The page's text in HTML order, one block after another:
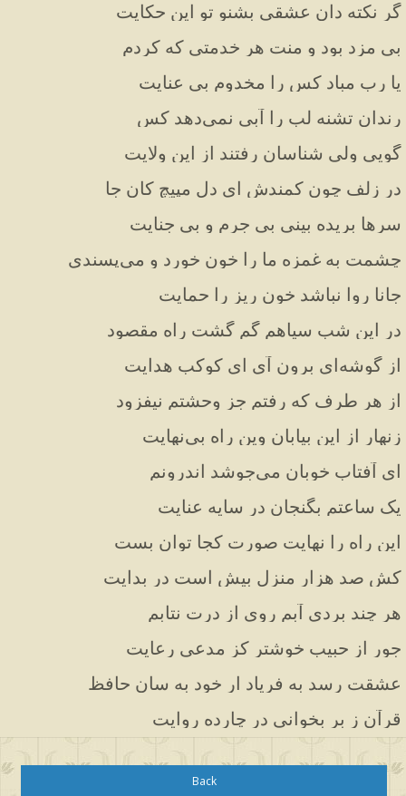
گر نکته دان عشقی بشنو تو این حکایت
بی مزد بود و منت هر خدمتی که کردم
یا رب مباد کس را مخدوم بی عنایت
رندان تشنه لب را آبی نمی‌دهد کس
گویی ولی شناسان رفتند از این ولایت
در زلف چون کمندش ای دل مپیچ کان جا
سرها بریده بینی بی جرم و بی جنایت
چشمت به غمزه ما را خون خورد و می‌پسندی
جانا روا نباشد خون ریز را حمایت
در این شب سیاهم گم گشت راه مقصود
از گوشه‌ای برون آی ای کوکب هدایت
از هر طرف که رفتم جز وحشتم نیفزود
زنهار از این بیابان وین راه بی‌نهایت
ای آفتاب خوبان می‌جوشد اندرونم
یک ساعتم بگنجان در سایه عنایت
این راه را نهایت صورت کجا توان بست
کش صد هزار منزل بیش است در بدایت
هر چند بردی آبم روی از درت نتابم
جور از حبیب خوشتر کز مدعی رعایت
عشقت رسد به فریاد ار خود به سان حافظ
قرآن ز بر بخوانی در چارده روایت
Back